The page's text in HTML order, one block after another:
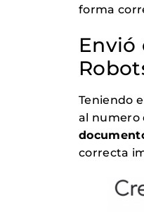
forma
Envió
Teniendo
al numero
correcta